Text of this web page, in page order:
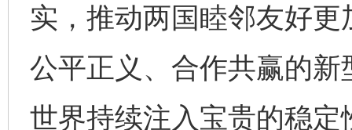
实，推动两国睦邻友好
公平正义、合作共赢的
世界持续注入宝贵的稳
完善运行机制助力责任有效落实 一纸欠